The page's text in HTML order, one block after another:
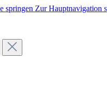
springen Zur Hauptnavigation